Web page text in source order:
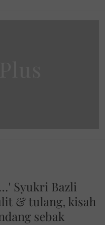
Syukri Bazli
& tulang, kisah
sebak